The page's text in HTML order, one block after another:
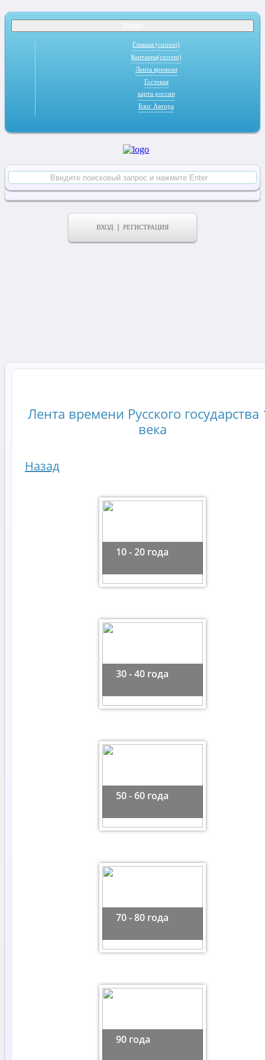
Главная (current)
Контакты(current)
Лента времени
Гостевая
карта россии
Блог Автора
ВХОД РЕГИСТРАЦИЯ
Лента времени Русского государства
века
Назад
10 - 20 года
30 - 40 года
50 - 60 года
70 - 80 года
90 года